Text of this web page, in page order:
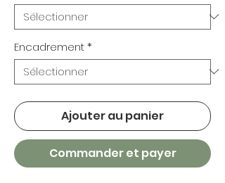
Encadrement*
Ajouter au panier
Commander et payer